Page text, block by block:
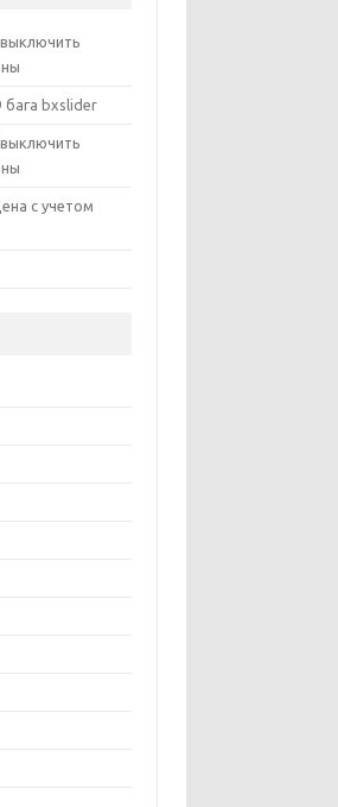
бага bxslider
с учетом